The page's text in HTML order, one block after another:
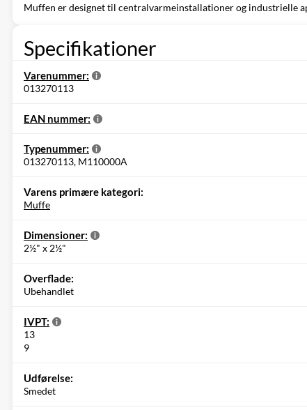
Muffen er designet til centralvarmeinstallationer og industrielle
Specifikationer
Varenummer:
013270113
EAN nummer:
Typenummer:
013270113, M110000A
Varens primære kategori:
Muffe
Dimensioner:
2½" x 2½"
Overflade:
Ubehandlet
IVPT:
13
9
Udførelse:
Smedet